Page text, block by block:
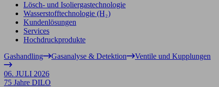
Lösch- und Isoliergastechnologie
Wasserstofftechnologie (H₂)
Kundenlösungen
Services
Hochdruckprodukte
Gashandling
Gasanalyse & Detektion Ventile und Kupplungen
06. JULI 2026
75 Jahre DILO